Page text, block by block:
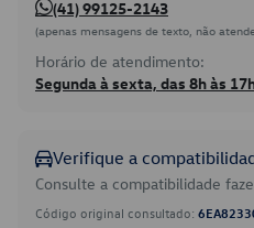
(41) 99125-2143
(apenas mensagens de texto, não
Horário de atendimento:
Segunda à sexta, das 8h às
Verifique a
Consulte a compatibilidade
Código original consultado: